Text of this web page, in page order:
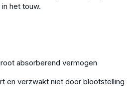
het touw.
absorberend vermogen
en verzwakt niet door blootstelling